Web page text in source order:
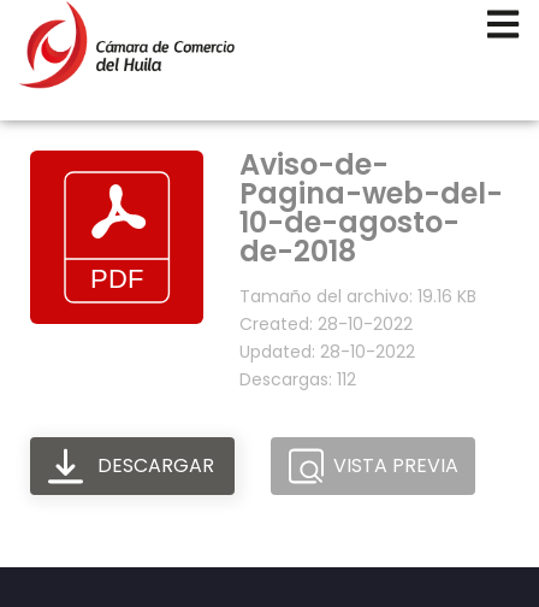
Aviso-de-
Pagina-web-del-
10-de-agosto-
de-2018
Tamaño del archivo: 19.16 KB
Created: 28-10-2022
Updated: 28-10-2022
Descargas: 112
DESCARGAR VISTA PREVIA